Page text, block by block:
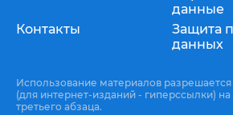
Контакты
данные
Защита
данных
Использование материалов
(для интернет-изданий - гиперссылки) на
третьего абзаца.